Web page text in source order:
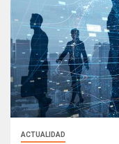
ACTUALIDAD